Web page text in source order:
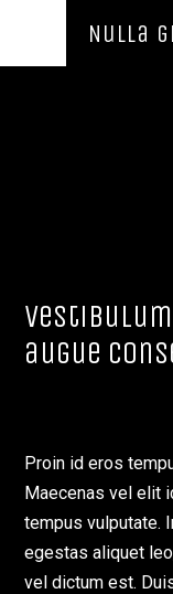
Nulla
augue
Proin id eros
Maecenas vel elit
tempus vulputate.
egestas aliquet
vel dictum est.